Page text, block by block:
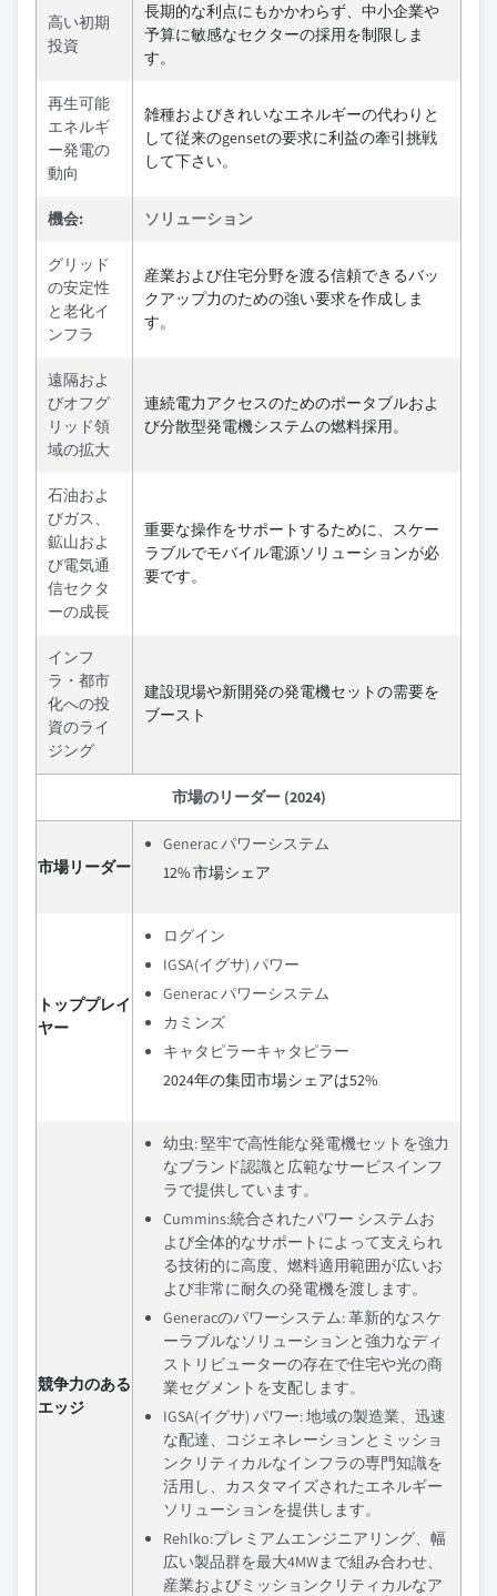
高い初期
投資
長期的な利点にもかかわらず、中小企業や
予算に敏感なセクターの採用を制限しま
す。
再生可能
エネルギ
ー発電の
動向
雑種およびきれいなエネルギーの代わりと
して従来のgensetの要求に利益の牽引挑戦
して下さい。
機会: ソリューション
グリッド
の安定性
と老化イ
ンフラ
産業および住宅分野を渡る信頼できるバッ
クアップ力のための強い要求を作成しま
す。
遠隔およ
びオフグ
リッド領
域の拡大
連続電力アクセスのためのポータブルおよ
び分散型発電機システムの燃料採用。
石油およ
びガス、
鉱山およ
び電気通
信セクタ
ーの成長
重要な操作をサポートするために、スケー
ラブルでモバイル電源ソリューションが必
要です。
インフ
ラ・都市
化への投
資のライ
ジング
建設現場や新開発の発電機セットの需要を
ブースト
市場のリーダー (2024)
市場リーダー
Generac パワーシステム
12% 市場シェア
トッププレイ
ヤー
ログイン
IGSA(イグサ) パワー
Generac パワーシステム
カミンズ
キャタピラーキャタピラー
2024年の集団市場シェアは52%
競争力のある
エッジ
幼虫: 堅牢で高性能な発電機セットを強力
なブランド認識と広範なサービスインフ
ラで提供しています。
Cummins:統合されたパワー システムお
よび全体的なサポートによって支えられ
る技術的に高度、燃料適用範囲が広いお
よび非常に耐久の発電機を渡します。
Generacのパワーシステム: 革新的なスケ
ーラブルなソリューションと強力なディ
ストリビューターの存在で住宅や光の商
業セグメントを支配します。
IGSA(イグサ) パワー: 地域の製造業、迅速
な配達、コジェネレーションとミッショ
ンクリティカルなインフラの専門知識を
活用し、カスタマイズされたエネルギー
ソリューションを提供します。
Rehlko:プレミアムエンジニアリング、幅
広い製品群を最大4MWまで組み合わせ、
産業およびミッションクリティカルなア